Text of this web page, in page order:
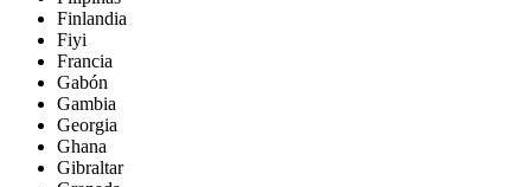
Finlandia
Fiyi
Francia
Gabón
Gambia
Georgia
Ghana
Gibraltar